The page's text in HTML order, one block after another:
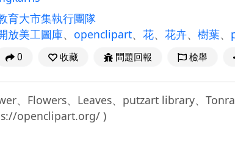
育大市集執行團隊
放美工圖庫、 openclipart、 花、 花卉、 樹葉、
0 收藏 問題回報 檢舉
、Flowers、Leaves、putzart library、